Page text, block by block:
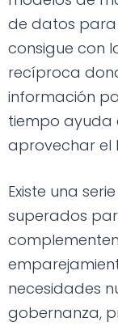
de datos para
consigue con
recíproca
información
tiempo ayuda
aprovechar el
Existe una
superados
necesidades
gobernanza,